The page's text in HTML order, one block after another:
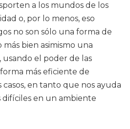
a los mundos de los
o, por lo menos, eso
no son sólo una forma de
bien asimismo una
el poder de las
más eficiente de
en tanto que nos ayuda
en un ambiente